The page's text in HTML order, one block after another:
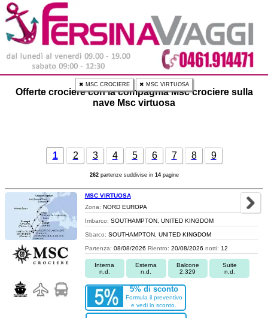
✖ MSC CROCIERE ✖ MSC VIRTUOSA
Offerte crociere con la compagnia Msc crociere sulla
nave Msc virtuosa
1 2 3 4 5 6 7 8 9
262partenze suddivise in 14pagine
MSC VIRTUOSA
Zona: NORD EUROPA
Imbarco: SOUTHAMPTON, UNITED KINGDOM
Sbarco: SOUTHAMPTON, UNITED KINGDOM
Partenza: 08/08/2026 Rientro: 20/08/2026 notti: 12
Interna
n.d.
Esterna
n.d.
Balcone
2.329
Suite
n.d.
5% di sconto
Formula il preventivo
e vedi lo sconto.